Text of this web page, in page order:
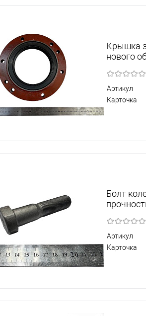
Крышка
нового
Артикул
Карточка
Болт
Артикул
Карточка